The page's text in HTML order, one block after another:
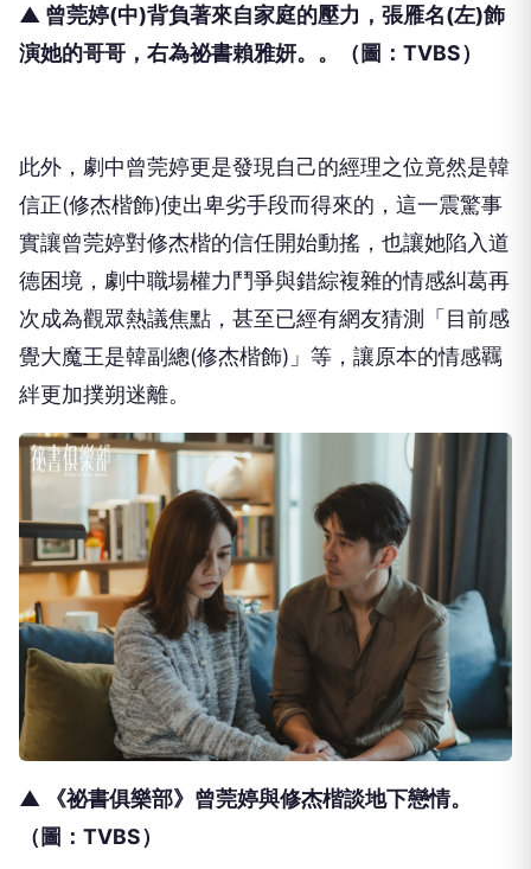
▲ 曾莞婷(中)背負著來自家庭的壓力，張雁名(左)飾
演她的哥哥，右為祕書賴雅妍。。
（圖： TVBS）
此外，劇中曾莞婷更是發現自己的經理之位竟然是韓
信正(修杰楷飾)使出卑劣手段而得來的， 這一震驚事
實讓曾莞婷對修杰楷的信任開始動搖， 也讓她陷入道
德困境， 劇中職場權力鬥爭與錯綜複雜的情感糾葛再
次成為觀眾熱議焦點， 甚至已經有網友猜測「目前感
覺大魔王是韓副總(修杰楷飾) 」等， 讓原本的情感羈
絆更加撲朔迷離。
▲ 《祕書俱樂部》曾莞婷與修杰楷談地下戀情。
（圖： TVBS）